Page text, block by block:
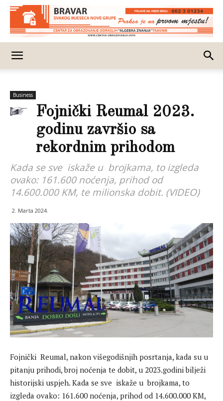
Business
Fojnički Reumal 2023.
godinu završio sa
rekordnim prihodom
Kada se sve iskaže u brojkama, to izgleda
ovako: 161.600 noćenja, prihod od
14.600.000 KM, te milionska dobit. (VIDEO)
2. Marta 2024.
Fojnički Reumal, nakon višegodišnjih posrtanja, kada su u
pitanju prihodi, broj noćenja te dobit, u 2023.godini bilježi
historijski uspjeh. Kada se sve iskaže u brojkama, to
izgleda ovako: 161.600 noćenja, prihod od 14.600.000 KM,